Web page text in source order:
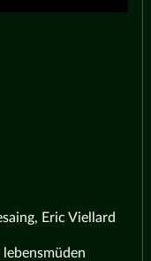
Eric Viellard